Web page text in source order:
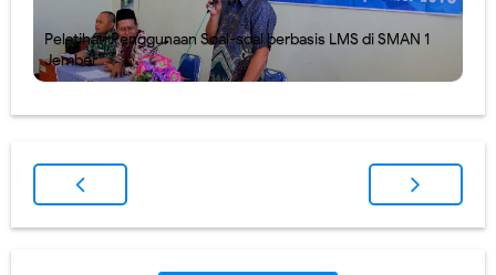
Pelatihan Penggunaan Soal-soal berbasis LMS di SMAN 1
Jember